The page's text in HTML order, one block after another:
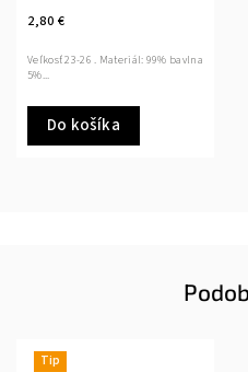
2,80 €
Do košíka
Veľkosť 23-26 . Materiál: 99% bavlna
5%...
Tip